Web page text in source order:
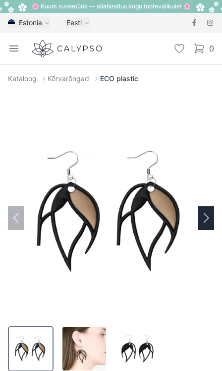
🌸 Kuum suvemüük — allahindlus kogu tootevalikule! 🌸
Estonia Eesti
Open menu
Calypso Lemmik 0
items
Kataloog Kõrvarõngad ECO plastic